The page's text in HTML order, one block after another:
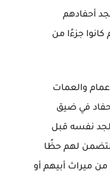
أحفادهم
كانوا جزءًا من
والعمات
في ضيق
نفسه قبل
لتضمن لهم حظًا
ميراث أبيهم أو